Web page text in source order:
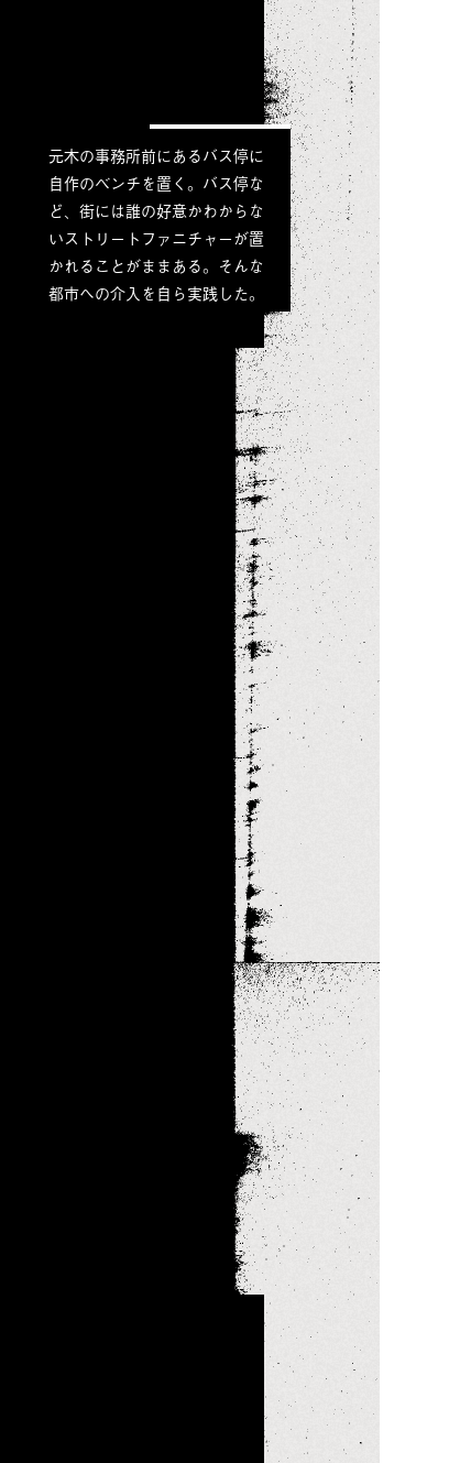
元木の事務所前にあるバス停に
自作のベンチを置く。バス停な
ど、街には誰の好意かわからな
いストリートファニチャーが置
かれることがままある。そんな
都市への介入を自ら実践した。